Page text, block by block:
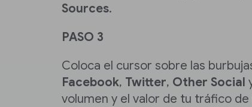
Sources.
PASO 3
Coloca el cursor sobre las
Facebook, Twitter, Other Social
volumen y el valor de tu tráfico